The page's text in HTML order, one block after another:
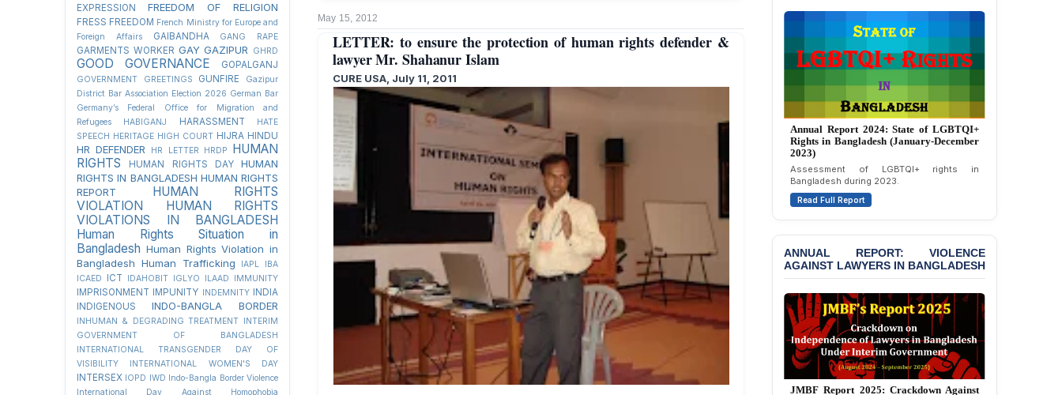
May 15, 2012
LETTER: to ensure the protection of human rights defender &
lawyer Mr. Shahanur Islam
CURE USA, July 11, 2011
EXPRESSION
FREEDOM OF RELIGION
FRESS FREEDOM French Ministry for Europe and
Foreign Affairs
GAIBANDHA GANG RAPE
GARMENTS WORKER GAY GAZIPUR GHRD
GOOD GOVERNANCE GOPALGANJ
GOVERNMENT GREETINGS GUNFIRE
Gazipur
District Bar Association Election 2026 German Bar
Germany’s Federal Office for Migration and
Refugees
HABIGANJ HARASSMENT
HATE
SPEECH HERITAGE HIGH COURT HIJRA HINDU
HR DEFENDER HR LETTER HRDP
HUMAN
RIGHTS
HUMAN RIGHTS DAY
HUMAN
RIGHTS IN BANGLADESH HUMAN RIGHTS
REPORT
HUMAN RIGHTS
VIOLATION
HUMAN RIGHTS
VIOLATIONS IN BANGLADESH
Human Rights Situation in
Bangladesh Human Rights Violation in
Bangladesh Human Trafficking IAPL
IBA
ICAED
ICT IDAHOBIT IGLYO ILAAD IMMUNITY
IMPRISONMENT IMPUNITY INDEMNITY
INDIA
INDIGENOUS
INDO-BANGLA BORDER
INHUMAN & DEGRADING TREATMENT INTERIM
GOVERNMENT OF BANGLADESH
INTERNATIONAL TRANSGENDER DAY OF
VISIBILITY
INTERNATIONAL WOMEN'S DAY
INTERSEX IOPD IWD Indo-Bangla Border Violence
International Day Against Homophobia
Attempted Murder Case
Journalists in Dhaka
JOINT STATEMENT:
Condemning Politically
Motivated Exclusion,
Intimidation, and
Interference in the
of the Legal Profession in
Bangladesh
BANGLADESH ALERT:
Dismissal of Two
University Teachers on
Allegations of
“Blasphemy” — A Gross
Violation of Justice,
Academic Freedom, and
Human Rights
BANGLADESH ALERT:
JMBF Expresses Deep
Concern over the
Annual Report 2023: State of LGBTQI+
Rights in Bangladesh (January-December
2022)
Overview of LGBTQI+ rights situation in
Bangladesh during 2022.
Read Full Report
ANNUAL REPORT: VIOLENCE
AGAINST LAWYERS IN BANGLADESH